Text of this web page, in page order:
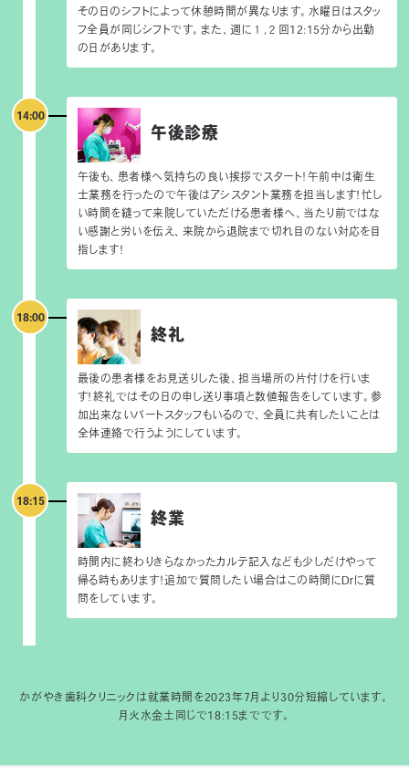
その日のシフトによって休憩時間が異なります。水曜日はスタッ
フ全員が同じシフトです。また、週に１,２回12:15分から出勤
の日があります。
14:00
午後診療
午後も、患者様へ気持ちの良い挨拶でスタート！午前中は衛生
士業務を行ったので午後はアシスタント業務を担当します！忙し
い時間を縫って来院していただける患者様へ、当たり前ではな
い感謝と労いを伝え、来院から退院まで切れ目のない対応を目
指します！
18:00
終礼
最後の患者様をお見送りした後、担当場所の片付けを行いま
す！終礼ではその日の申し送り事項と数値報告をしています。参
加出来ないパートスタッフもいるので、全員に共有したいことは
全体連絡で行うようにしています。
18:15
終業
時間内に終わりきらなかったカルテ記入なども少しだけやって
帰る時もあります！追加で質問したい場合はこの時間にDrに質
問をしています。
かがやき歯科クリニックは就業時間を2023年7月より30分短縮しています。
月火水金土同じで18:15までです。